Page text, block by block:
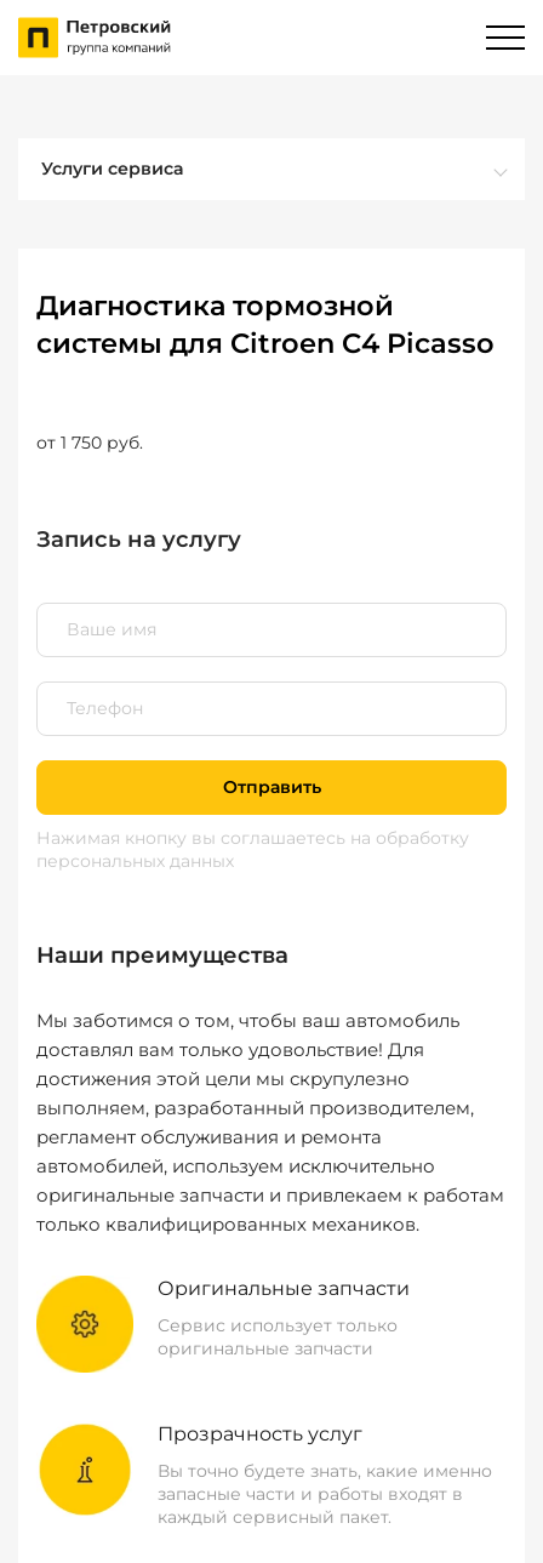
Услуги сервиса
Диагностика тормозной
системы для Citroen C4 Picasso
от 1 750 руб.
Запись на услугу
Отправить
Нажимая кнопку вы соглашаетесь на обработку
персональных данных
Наши преимущества
Мы заботимся о том, чтобы ваш автомобиль
доставлял вам только удовольствие! Для
достижения этой цели мы скрупулезно
выполняем, разработанный производителем,
регламент обслуживания и ремонта
автомобилей, используем исключительно
оригинальные запчасти и привлекаем к работам
только квалифицированных механиков.
Оригинальные запчасти
Сервис использует только
оригинальные запчасти
Прозрачность услуг
Вы точно будете знать, какие именно
запасные части и работы входят в
каждый сервисный пакет.